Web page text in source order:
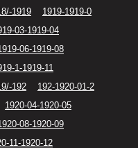
1919
1919-1919-0
03-1919-04
06-1919-08
1-1919-11
192
192-1920-01-2
1920-04-1920-05
08-1920-09
11-1920-12